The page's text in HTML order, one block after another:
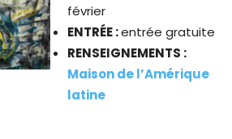
février
ENTRÉE :entrée gratuite
RENSEIGNEMENTS :
Maison de l’Amérique
latine